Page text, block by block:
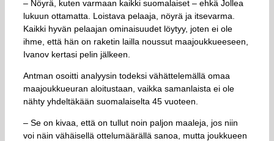
– Nöyrä, kuten varmaan kaikki suomalaiset – ehkä Jollea
lukuun ottamatta. Loistava pelaaja, nöyrä ja itsevarma.
Kaikki hyvän pelaajan ominaisuudet löytyy, joten ei ole
ihme, että hän on raketin lailla noussut maajoukkueeseen,
Ivanov kertasi pelin jälkeen.
Antman osoitti analyysin todeksi vähättelemällä omaa
maajoukkueuran aloitustaan, vaikka samanlaista ei ole
nähty yhdeltäkään suomalaiselta 45 vuoteen.
– Se on kivaa, että on tullut noin paljon maaleja, jos niin
voi näin vähäisellä ottelumäärällä sanoa, mutta joukkueen